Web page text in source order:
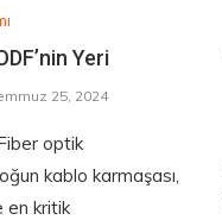
Yeri
25, 2024
optik
kablo karmaşası,
en kritik